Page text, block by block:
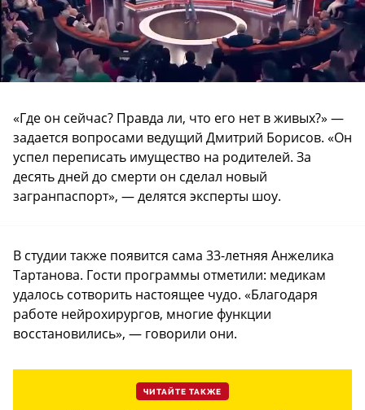
«Где он сейчас? Правда ли, что его нет в живых?» —
задается вопросами ведущий Дмитрий Борисов. «Он
успел переписать имущество на родителей. За
десять дней до смерти он сделал новый
загранпаспорт», — делятся эксперты шоу.
В студии также появится сама 33-летняя Анжелика
Тартанова. Гости программы отметили: медикам
удалось сотворить настоящее чудо. «Благодаря
работе нейрохирургов, многие функции
восстановились», — говорили они.
ЧИТАЙТЕ ТАКЖЕ